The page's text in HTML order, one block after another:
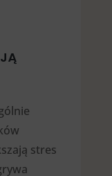
stres